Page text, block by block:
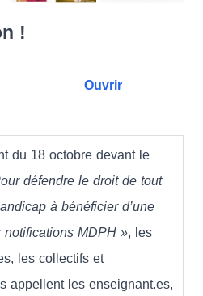
!
Ouvrir
du 18 octobre devant le
défendre le droit de tout
à bénéficier d’une
notifications MDPH », les
les collectifs et
appellent les enseignant.es,